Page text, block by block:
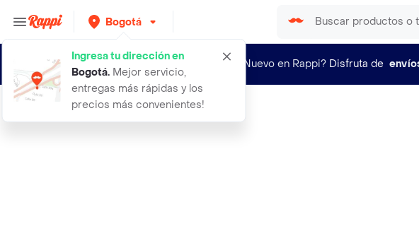
Bogotá
Ingresa tu dirección en
Bogotá. Mejor servicio,
entregas más rápidas y los
precios más convenientes!
¿Nuevo en Rappi? Disfruta de
aceite caliente sabor a brandy